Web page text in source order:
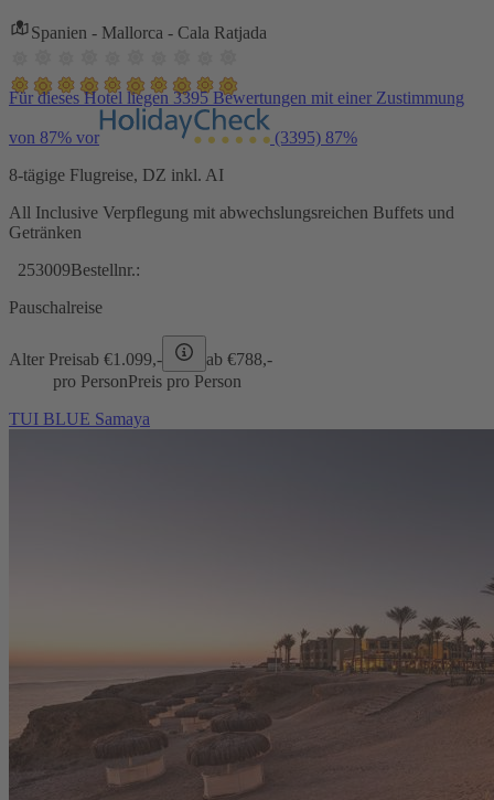
Spanien - Mallorca - Cala Ratjada
Für dieses Hotel liegen 3395 Bewertungen mit einer Zustimmung
von 87% vor (3395) 87%
8-tägige Flugreise, DZ inkl. AI
All Inclusive Verpflegung mit abwechslungsreichen Buffets und
Getränken
253009Bestellnr.:
Pauschalreise
Alter Preisab €1.099,- ab €788,-
pro PersonPreis pro Person
TUI BLUE Samaya